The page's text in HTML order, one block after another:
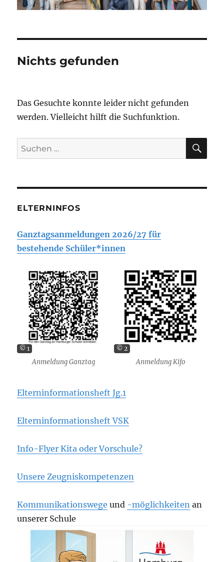
Nichts gefunden
Das Gesuchte konnte leider nicht gefunden
werden. Vielleicht hilft die Suchfunktion.
Suchen
nach:
ELTERNINFOS
Ganztagsanmeldungen 2026/27 für
bestehende Schüler*innen
© 1
Anmeldung Ganztag
© 2
Anmeldung Kifo
Elterninformationsheft Jg.1
Elterninformationsheft VSK
Info-Flyer Kita oder Vorschule?
Unsere Zeugniskompetenzen
Kommunikationswege und -möglichkeiten an
unserer Schule